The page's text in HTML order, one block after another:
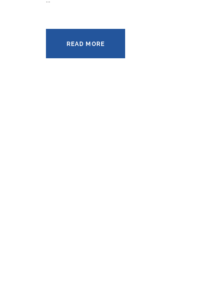
READ MORE